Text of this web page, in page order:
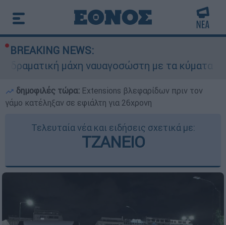
BREAKING NEWS:
μάχη ναυαγοσώστη με τα κύματα για να σώσει
δημοφιλές τώρα: Extensions βλεφαρίδων πριν τον
γάμο κατέληξαν σε εφιάλτη για 26χρονη
Τελευταία νέα και ειδήσεις σχετικά με:
ΤΖΑΝΕΙΟ